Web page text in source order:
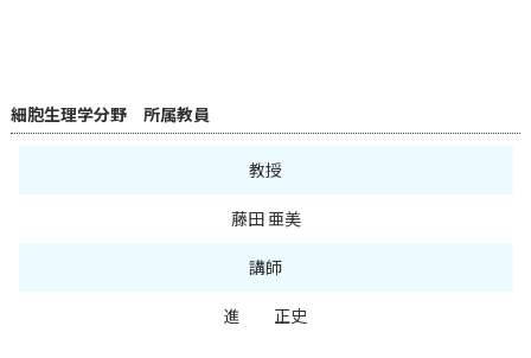
細胞生理学分野 所属教員
教授
藤田 亜美
講師
進 正史